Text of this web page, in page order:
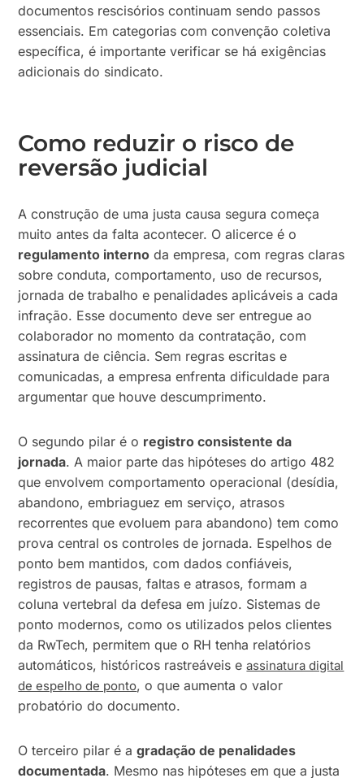
documentos rescisórios continuam sendo passos
essenciais. Em categorias com convenção coletiva
específica, é importante verificar se há exigências
adicionais do sindicato.
Como reduzir o risco de
reversão judicial
A construção de uma justa causa segura começa
muito antes da falta acontecer. O alicerce é o
regulamento interno da empresa, com regras claras
sobre conduta, comportamento, uso de recursos,
jornada de trabalho e penalidades aplicáveis a cada
infração. Esse documento deve ser entregue ao
colaborador no momento da contratação, com
assinatura de ciência. Sem regras escritas e
comunicadas, a empresa enfrenta dificuldade para
argumentar que houve descumprimento.
O segundo pilar é o registro consistente da
jornada. A maior parte das hipóteses do artigo 482
que envolvem comportamento operacional (desídia,
abandono, embriaguez em serviço, atrasos
recorrentes que evoluem para abandono) tem como
prova central os controles de jornada. Espelhos de
ponto bem mantidos, com dados confiáveis,
registros de pausas, faltas e atrasos, formam a
coluna vertebral da defesa em juízo. Sistemas de
ponto modernos, como os utilizados pelos clientes
da RwTech, permitem que o RH tenha relatórios
automáticos, históricos rastreáveis eassinatura digital
de espelho de ponto, o que aumenta o valor
probatório do documento.
O terceiro pilar é agradação de penalidades
documentada. Mesmo nas hipóteses em que a justa